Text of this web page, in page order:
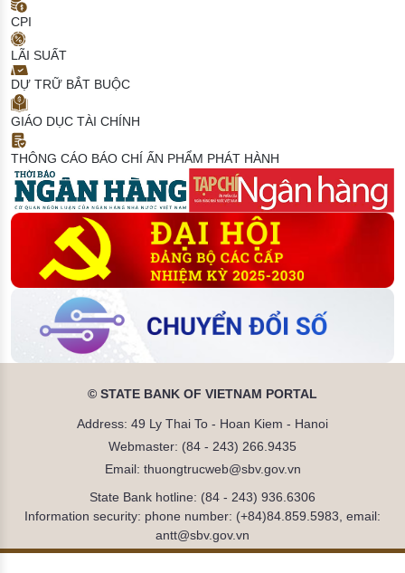
CPI
LÃI SUẤT
DỰ TRỮ BẮT BUỘC
GIÁO DỤC TÀI CHÍNH
THÔNG CÁO BÁO CHÍ ẤN PHẨM PHÁT HÀNH
© STATE BANK OF VIETNAM PORTAL
Address: 49 Ly Thai To - Hoan Kiem - Hanoi
Webmaster: (84 - 243) 266.9435
Email: thuongtrucweb@sbv.gov.vn
State Bank hotline: (84 - 243) 936.6306
Information security: phone number: (+84)84.859.5983, email:
antt@sbv.gov.vn